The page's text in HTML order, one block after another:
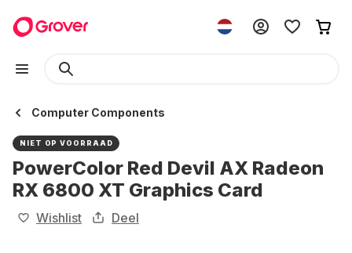
Computer Components
NIET OP VOORRAAD
PowerColor Red Devil AX Radeon
RX 6800 XT Graphics Card
Wishlist Deel